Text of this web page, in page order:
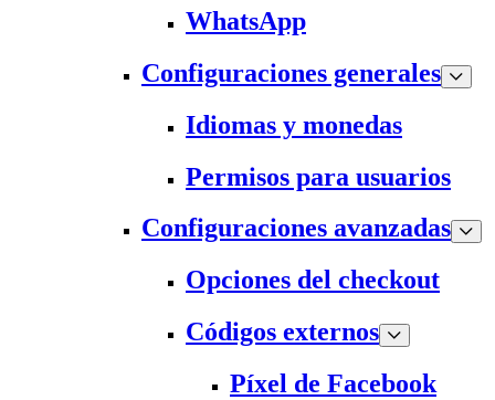
WhatsApp
Configuraciones generales
Idiomas y monedas
Permisos para usuarios
Configuraciones avanzadas
Opciones del checkout
Códigos externos
Píxel de Facebook